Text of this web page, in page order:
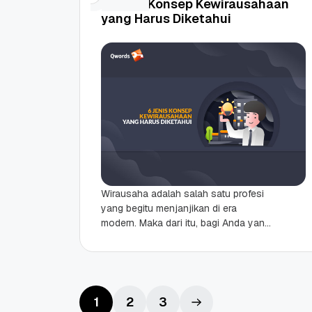
20 Nov, 2025
6 Jenis Konsep Kewirausahaan
yang Harus Diketahui
Wirausaha adalah salah satu profesi
yang begitu menjanjikan di era
modern. Maka dari itu, bagi Anda yang
penting untuk memahami...
1 2 3